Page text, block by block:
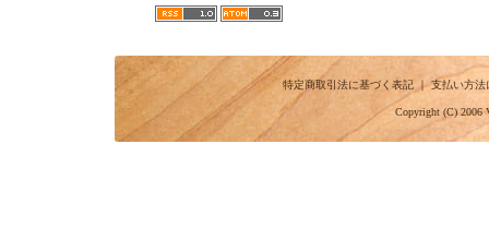
特定商取引法に基づく表記｜支払い方法
Copyright (C) 2006